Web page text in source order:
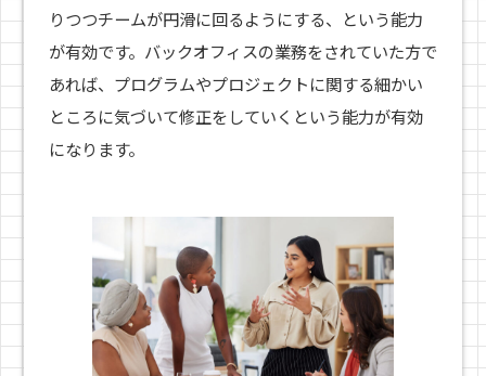
りつつチームが円滑に回るようにする、という能力
が有効です。バックオフィスの業務をされていた方で
あれば、プログラムやプロジェクトに関する細かい
ところに気づいて修正をしていくという能力が有効
になります。